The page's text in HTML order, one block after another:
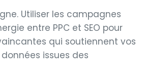
Utiliser les campagnes
entre PPC et SEO pour
qui soutiennent vos
issues des